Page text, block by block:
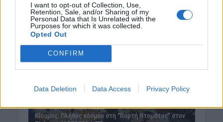
I want to opt-out of Collection, Use,
Retention, Sale, and/or Sharing of my
Personal Data that Is Unrelated with the
Purposes for which it was collected.
Opted Out
CONFIRM
Data Deletion Data Access Privacy Policy